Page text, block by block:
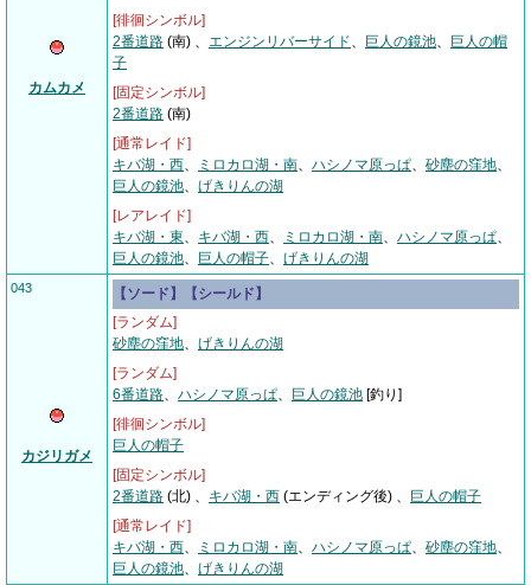
カムカメ
[徘徊シンボル]
2番道路 (南) 、 エンジンリバーサイド、 巨人の鏡池、
巨人の帽
子
[固定シンボル]
2番道路 (南)
[通常レイド]
キバ湖・西、 ミロカロ湖・南、 ハシノマ原っぱ、 砂塵の窪地、
巨人の鏡池、 げきりんの湖
[レアレイド]
キバ湖・東、 キバ湖・西、 ミロカロ湖・南、 ハシノマ原っぱ、
巨人の鏡池、 巨人の帽子、 げきりんの湖
043
カジリガメ
【ソード】【シールド】
[ランダム]
砂塵の窪地、 げきりんの湖
[ランダム]
6番道路、 ハシノマ原っぱ、 巨人の鏡池 [釣り]
[徘徊シンボル]
巨人の帽子
[固定シンボル]
2番道路 (北) 、 キバ湖・西 (エンディング後) 、
巨人の帽子
[通常レイド]
キバ湖・西、 ミロカロ湖・南、 ハシノマ原っぱ、 砂塵の窪地、
巨人の鏡池、 げきりんの湖